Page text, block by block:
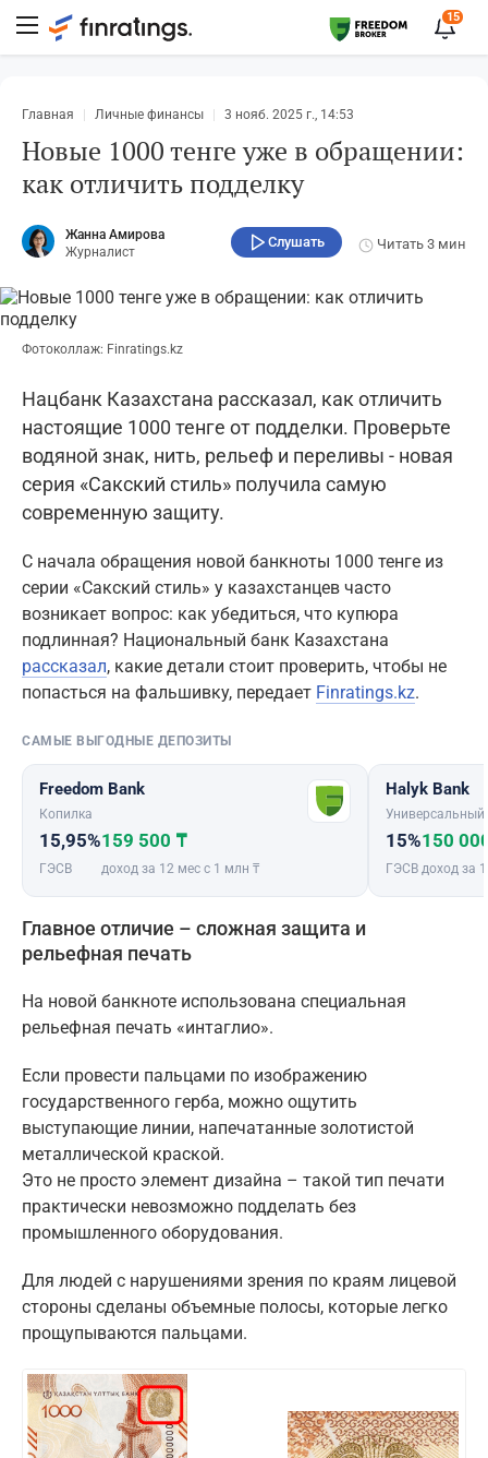
15
Главная Личные финансы 3 нояб. 2025 г., 14:53
Новые 1000 тенге уже в обращении:
как отличить подделку
Жанна Амирова
Журналист
Слушать Читать 3 мин
Фотоколлаж: Finratings.kz
Нацбанк Казахстана рассказал, как отличить
настоящие 1000 тенге от подделки. Проверьте
водяной знак, нить, рельеф и переливы - новая
серия «Сакский стиль» получила самую
современную защиту.
С начала обращения новой банкноты 1000 тенге из
серии «Сакский стиль» у казахстанцев часто
возникает вопрос: как убедиться, что купюра
подлинная? Национальный банк Казахстана
рассказал, какие детали стоит проверить, чтобы не
попасться на фальшивку, передает Finratings.kz.
САМЫЕ ВЫГОДНЫЕ ДЕПОЗИТЫ
Freedom Bank
Копилка
15,95%
ГЭСВ
159 500 ₸
доход за 12 мес с 1 млн ₸
Halyk Bank
Универсальный
15%
ГЭСВ
150
доход за
Главное отличие – сложная защита и
рельефная печать
На новой банкноте использована специальная
рельефная печать «интаглио».
Если провести пальцами по изображению
государственного герба, можно ощутить
выступающие линии, напечатанные золотистой
металлической краской.
Это не просто элемент дизайна – такой тип печати
практически невозможно подделать без
промышленного оборудования.
Для людей с нарушениями зрения по краям лицевой
стороны сделаны объемные полосы, которые легко
прощупываются пальцами.